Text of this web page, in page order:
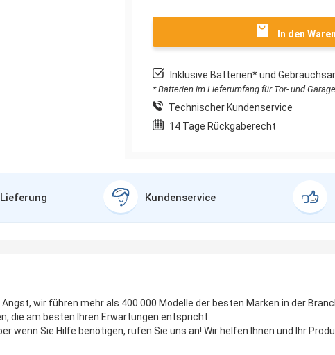
In den
Inklusive Batterien* und
* Batterien im Lieferumfang für Tor- und
Technischer Kundenservice
14 Tage Rückgaberecht
Kundenservice
wir führen mehr als 400.000 Modelle der besten Marken in der
die am besten Ihren Erwartungen entspricht.
wenn Sie Hilfe benötigen, rufen Sie uns an! Wir helfen Ihnen und Ihr